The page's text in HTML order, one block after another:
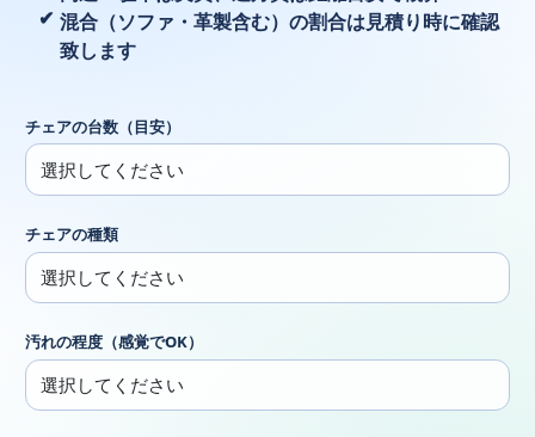
混合（ソファ・革製含む）の割合は見積り時に確認
致します
チェアの台数（目安）
チェアの種類
汚れの程度（感覚でOK）